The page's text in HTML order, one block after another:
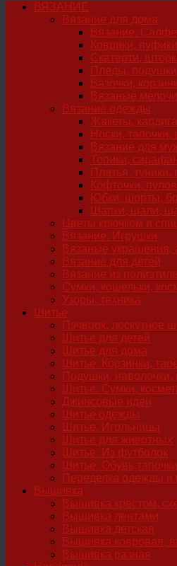
ВЯЗАНИЕ
Вязание для дома
Вязание.
Коврики,
Скатерти,
Пледы,
Вазочки,
Вязаные
Вязание одежды
Жакеты,
Носки, тапочки,
Вязание для
Топики,
Платья, туники,
Кофточки,
Юбки, шорты,
Шапки, шали,
Цветы крючком и
Вязание. Игрушки
Вязаные украшения,
Вязание для детей
Вязание из
Сумки, кошельки,
Узоры, техника
Шитье
Пэчворк, лоскутное
Шитье для детей
Шитье для дома
Шитье. Корзинки,
Подушки, наволочки,
Шитье. Сумки,
Джинсовые идеи
Шитье одежды
Шитье. Игольницы
Шитье для животных
Шитье. Из футболок
Шитье. Обувь,тапочки
Переделка одежды и
Вышивка
Вышивка крестом,
Вышивка лентами
Вышивка детская
Вышивка ковровая,
Вышивка разная